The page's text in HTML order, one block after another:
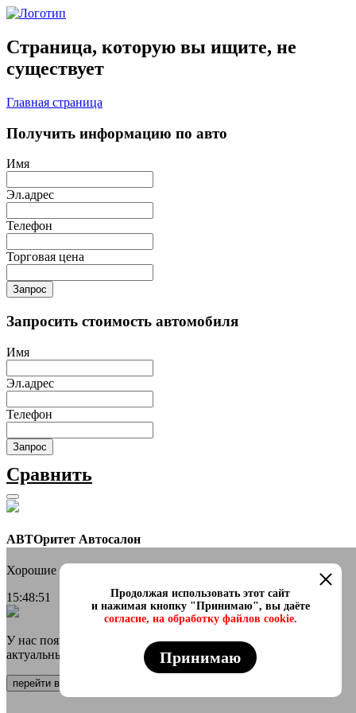
Страница, которую вы ищите, не
существует
Главная страница
Получить информацию по авто
Имя
Эл.адрес
Телефон
Торговая цена
Запрос
Запросить стоимость автомобиля
Имя
Эл.адрес
Телефон
Запрос
Сравнить
АВТОритет Автосалон
Хорошие новости
15:48:51
У нас появился онлайн каталог в телеграмм Самые свежие и
актуальные авто переходи
перейти в канал
Продолжая использовать этот сайт
и нажимая кнопку "Принимаю", вы даёте
согласие, на обработку файлов cookie.
Принимаю